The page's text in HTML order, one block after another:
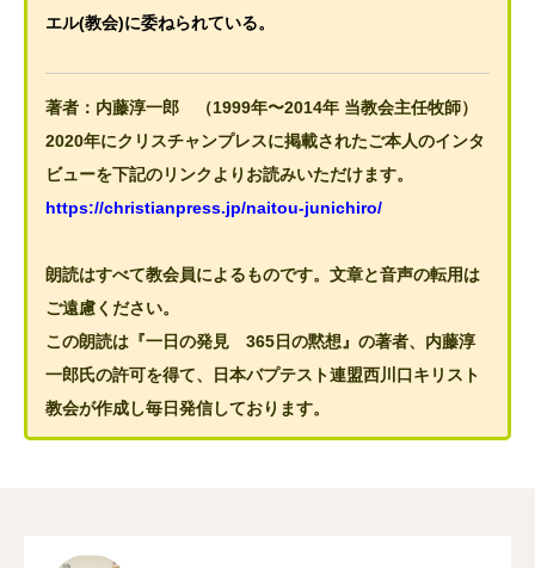
エル(教会)に委ねられている。
著者：内藤淳一郎 （1999年〜2014年 当教会主任牧師）
2020年にクリスチャンプレスに掲載されたご本人のインタ
ビューを下記のリンクよりお読みいただけます。
https://christianpress.jp/naitou-junichiro/
朗読はすべて教会員によるものです。文章と音声の転用は
ご遠慮ください。
この朗読は『一日の発見 365日の黙想』の著者、内藤淳
一郎氏の許可を得て、日本バプテスト連盟西川口キリスト
教会が作成し毎日発信しております。